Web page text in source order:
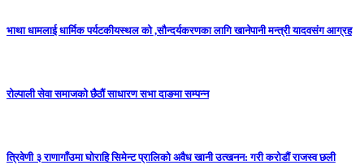
भाथा धामलाई धार्मिक पर्यटकीयस्थल को ,सौन्दर्यकरणका लागि खानेपानी मन्त्री यादवसंग आग्रह
रोल्पाली सेवा समाजकाे छैठौं साधारण सभा दाङमा सम्पन्न
त्रिवेणी ३ राणागाँउमा घोराहि सिमेन्ट प्रालिको अवैध खानी उत्खनन: गरी करोडौं राजस्व छली